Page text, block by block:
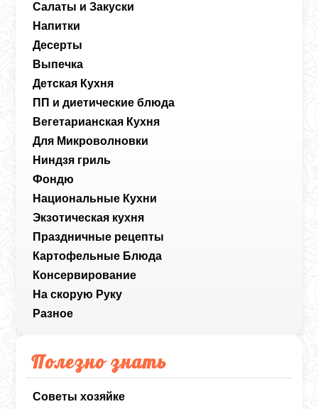
Салаты и Закуски
Напитки
Десерты
Выпечка
Детская Кухня
ПП и диетические блюда
Вегетарианская Кухня
Для Микроволновки
Ниндзя гриль
Фондю
Национальные Кухни
Экзотическая кухня
Праздничные рецепты
Картофельные Блюда
Консервирование
На скорую Руку
Разное
Полезно знать
Советы хозяйке